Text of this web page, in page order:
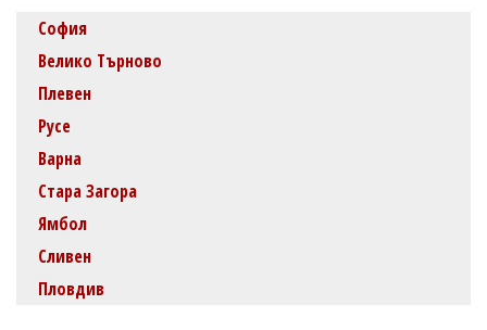
София
Велико Търново
Плевен
Русе
Варна
Стара Загора
Ямбол
Сливен
Пловдив